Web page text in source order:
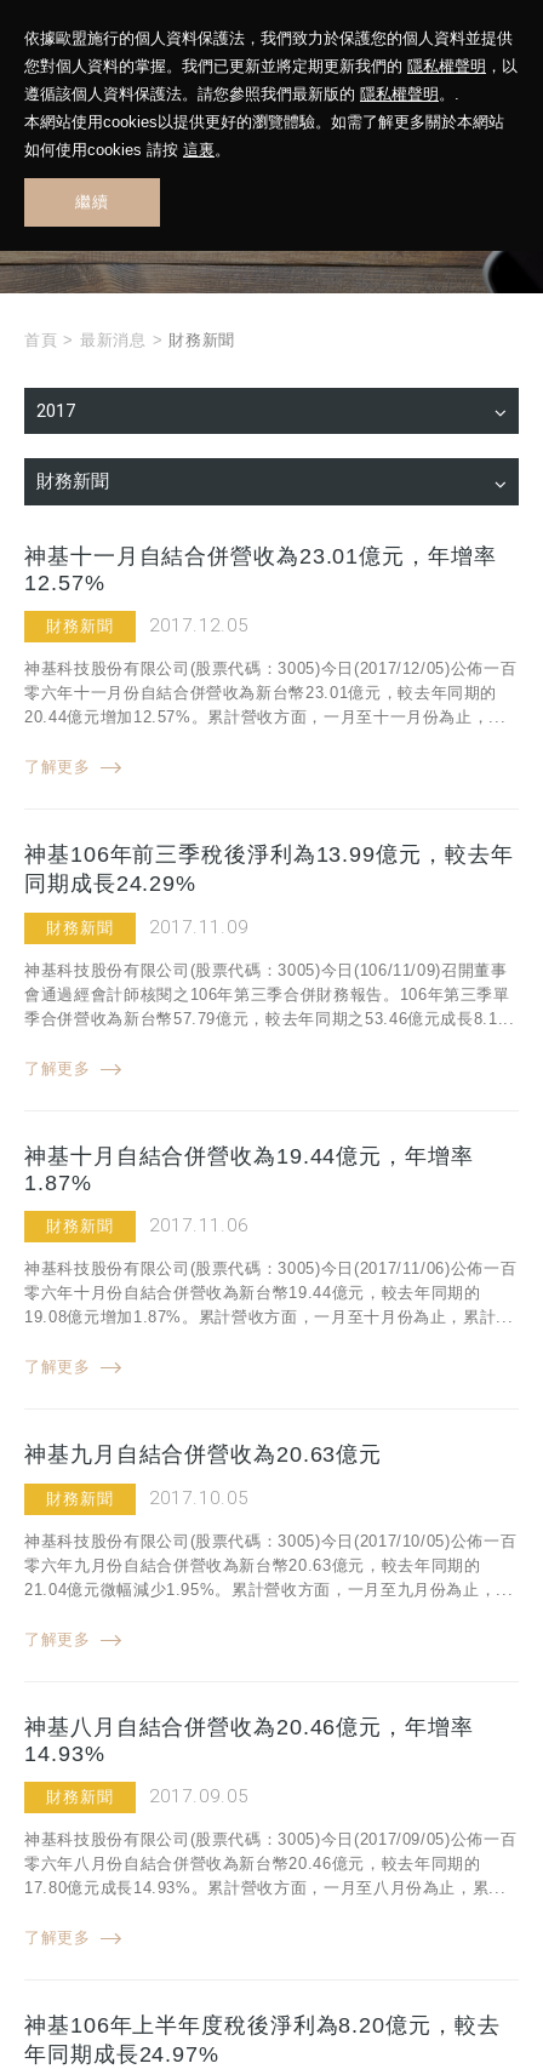
依據歐盟施行的個人資料保護法，我們致力於保護您的個人資料並提供
您對個人資料的掌握。我們已更新並將定期更新我們的 隱私權聲明 ，以
遵循該個人資料保護法。請您參照我們最新版的 隱私權聲明 。.
本網站使用cookies以提供更好的瀏覽體驗。如需了解更多關於本網站
如何使用cookies 請按 這裏。
繼續
WHAT'S NEW
首頁 > 最新消息 > 財務新聞
2017
財務新聞
神基十一月自結合併營收為23.01億元，年增率
12.57%
財務新聞 2017.12.05
神基科技股份有限公司(股票代碼：3005)今日(2017/12/05)公佈一百
零六年十一月份自結合併營收為新台幣23.01億元，較去年同期的
20.44億元增加12.57%。累計營收方面，一月至十一月份為止，...
了解更多
神基106年前三季稅後淨利為13.99億元，較去年
同期成長24.29%
財務新聞 2017.11.09
神基科技股份有限公司(股票代碼：3005)今日(106/11/09)召開董事
會通過經會計師核閱之106年第三季合併財務報告。106年第三季單
季合併營收為新台幣57.79億元，較去年同期之53.46億元成長8.1...
了解更多
神基十月自結合併營收為19.44億元，年增率
1.87%
財務新聞 2017.11.06
神基科技股份有限公司(股票代碼：3005)今日(2017/11/06)公佈一百
零六年十月份自結合併營收為新台幣19.44億元，較去年同期的
19.08億元增加1.87%。累計營收方面，一月至十月份為止，累計...
了解更多
神基九月自結合併營收為20.63億元
財務新聞 2017.10.05
神基科技股份有限公司(股票代碼：3005)今日(2017/10/05)公佈一百
零六年九月份自結合併營收為新台幣20.63億元，較去年同期的
21.04億元微幅減少1.95%。累計營收方面，一月至九月份為止，...
了解更多
神基八月自結合併營收為20.46億元，年增率
14.93%
財務新聞 2017.09.05
神基科技股份有限公司(股票代碼：3005)今日(2017/09/05)公佈一百
零六年八月份自結合併營收為新台幣20.46億元，較去年同期的
17.80億元成長14.93%。累計營收方面，一月至八月份為止，累...
了解更多
神基106年上半年度稅後淨利為8.20億元，較去
年同期成長24.97%